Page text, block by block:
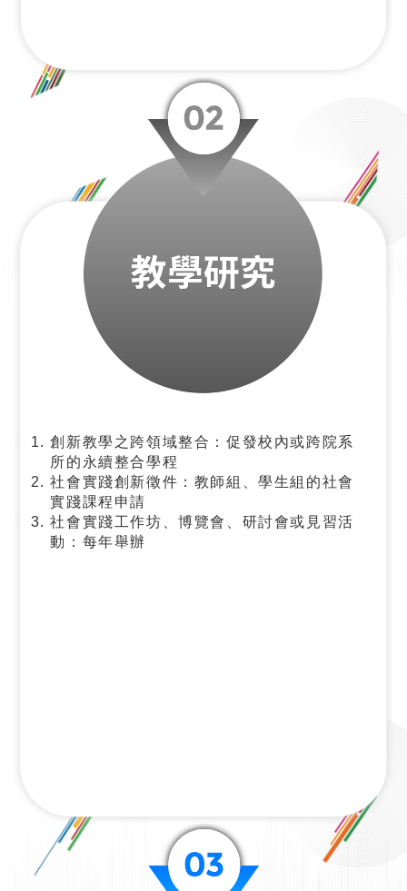
創新教學之跨領域整合：促發校內或跨院系
所的永續整合學程
社會實踐創新徵件：教師組、學生組的社會
實踐課程申請
社會實踐工作坊、博覽會、研討會或見習活
動：每年舉辦